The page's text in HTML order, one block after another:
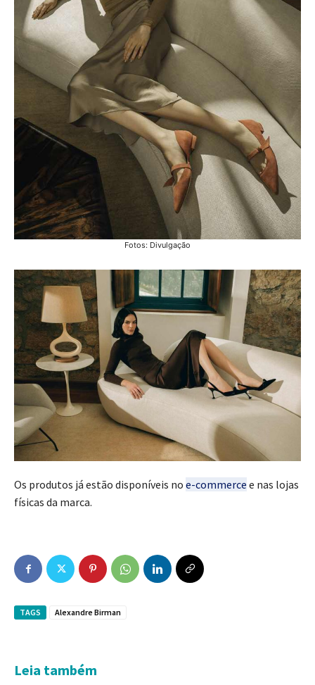
Fotos: Divulgação
Os produtos já estão disponíveis no e-commerce e nas lojas
físicas da marca.
TAGS Alexandre Birman
Leia também